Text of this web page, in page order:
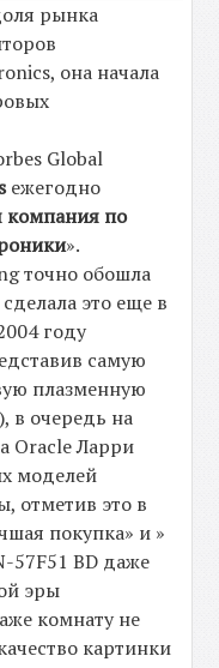
рынка
она начала
Global
ежегодно
компания по
».
точно обошла
это еще в
году
самую
плазменную
в очередь на
Oracle Ларри
моделей
отметив это в
покупка» и »
57F51 BD даже
эры
комнату не
картинки